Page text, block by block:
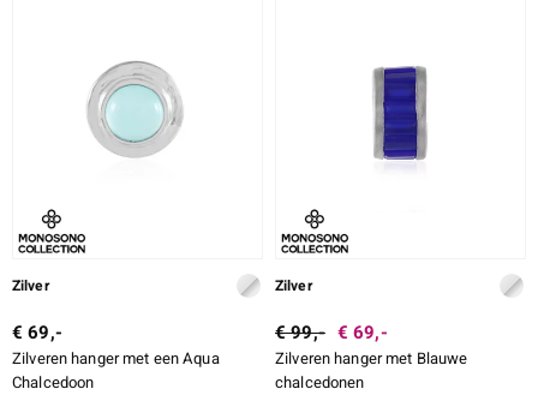
Zilver
€ 69,-
Zilveren hanger met een Aqua
Chalcedoon
Zilver
€ 99,- € 69,-
Zilveren hanger met Blauwe
chalcedonen